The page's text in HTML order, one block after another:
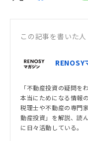
この記事を書いた人
RENOSY
「不動産投資の疑問を
本当にためになる情報
税理士や不動産の専門
動産投資」を解説、読
に日々活動している。